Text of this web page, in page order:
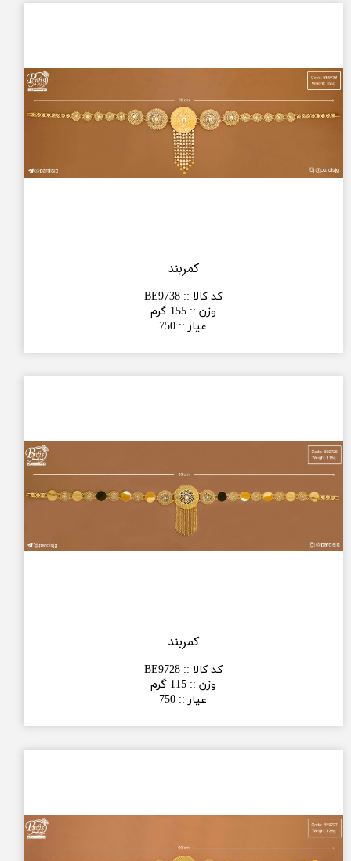
کمربند
کد کالا ::
BE9738
وزن :: 155 گرم
عیار ::
750
کمربند
کد کالا ::
BE9728
وزن :: 115 گرم
عیار ::
750